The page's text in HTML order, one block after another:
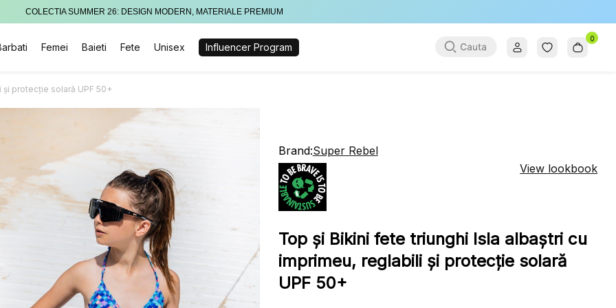
COLECTIA SUMMER 26: DESIGN MODERN, MATERIALE PREMIUM
Femei Baieti Fete Unisex Influencer Program
0
protecție solară UPF 50+
Brand:Super Rebel
View lookbook
Top și Bikini fete triunghi Isla albaștri cu
imprimeu, reglabili și protecție solară
UPF 50+